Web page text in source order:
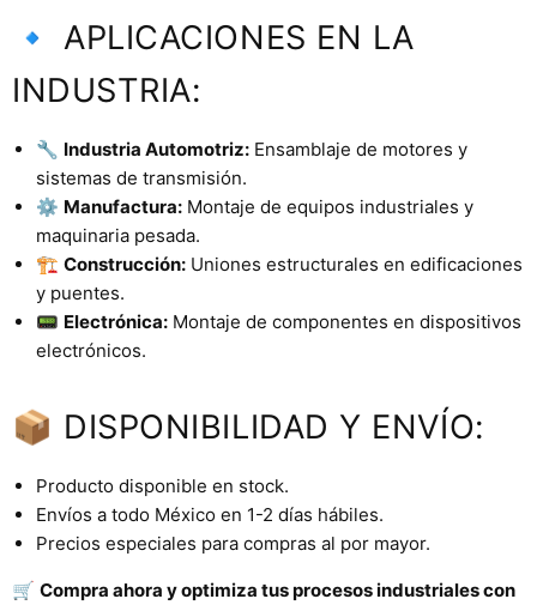
🔹 APLICACIONES EN LA
INDUSTRIA:
🔧 Industria Automotriz: Ensamblaje de motores y
sistemas de transmisión.
⚙️ Manufactura: Montaje de equipos industriales y
maquinaria pesada.
🏗️ Construcción: Uniones estructurales en edificaciones
y puentes.
📟 Electrónica: Montaje de componentes en dispositivos
electrónicos.
📦 DISPONIBILIDAD Y ENVÍO:
Producto disponible en stock.
Envíos a todo México en 1-2 días hábiles.
Precios especiales para compras al por mayor.
🛒 Compra ahora y optimiza tus procesos industriales con